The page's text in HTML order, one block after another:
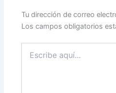
Tu dirección de correo
Los campos obligatorios
aquí...